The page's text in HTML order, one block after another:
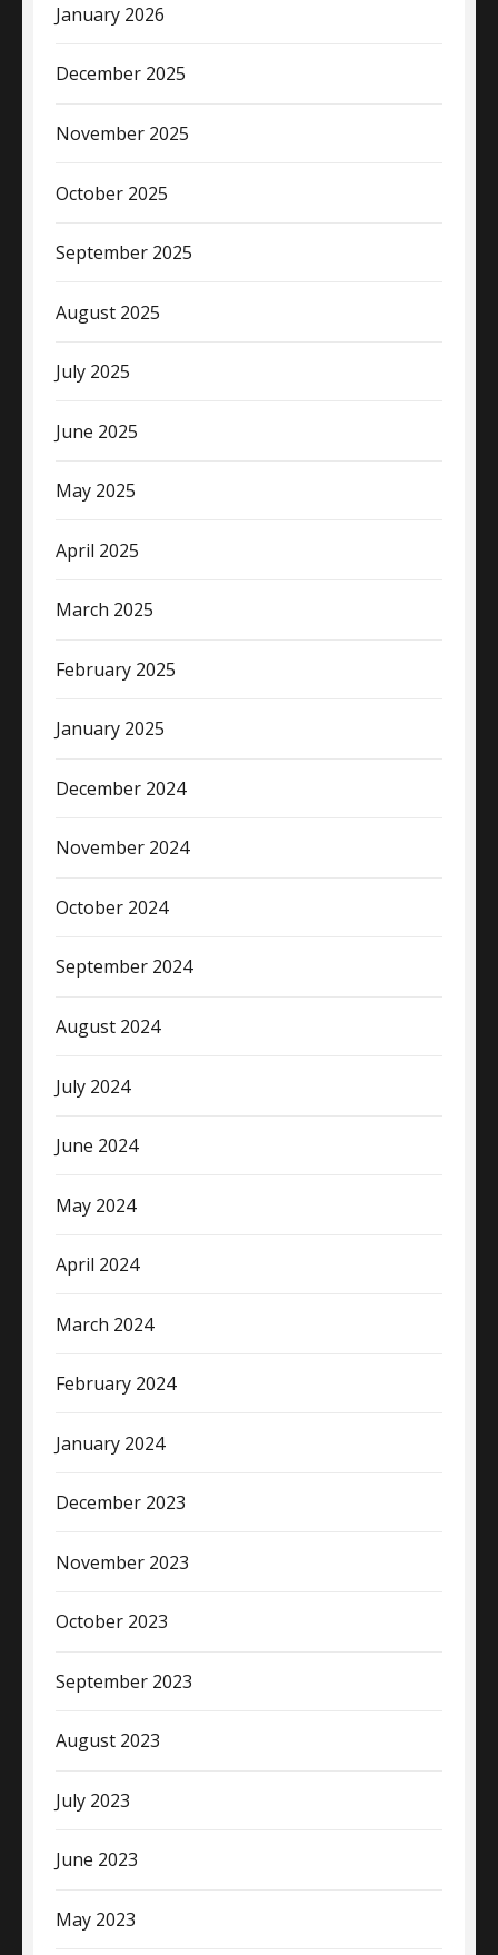
January 2026
December 2025
November 2025
October 2025
September 2025
August 2025
July 2025
June 2025
May 2025
April 2025
March 2025
February 2025
January 2025
December 2024
November 2024
October 2024
September 2024
August 2024
July 2024
June 2024
May 2024
April 2024
March 2024
February 2024
January 2024
December 2023
November 2023
October 2023
September 2023
August 2023
July 2023
June 2023
May 2023